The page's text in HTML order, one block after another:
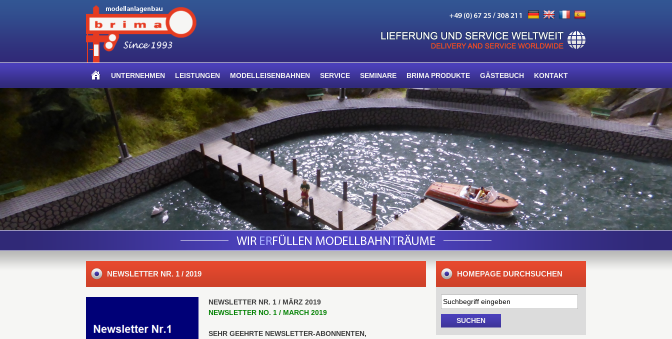
UNTERNEHMEN LEISTUNGEN MODELLEISENBAHNEN SERVICE SEMINARE BRIMA PRODUKTE GÄSTEBUCH KONTAKT
NEWSLETTER NR. 1 / 2019
NEWSLETTER NR. 1 / MÄRZ 2019
NEWSLETTER NO. 1 / MARCH 2019
SEHR GEEHRTE NEWSLETTER-ABONNENTEN,
HOMEPAGE DURCHSUCHEN